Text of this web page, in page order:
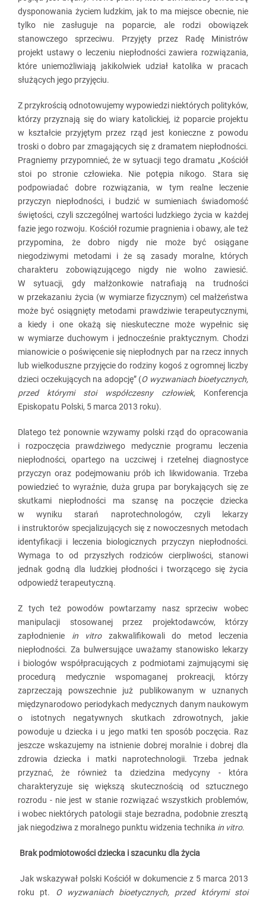
dysponowania życiem ludzkim, jak to ma miejsce obecnie, nie
tylko nie zasługuje na poparcie, ale rodzi obowiązek
stanowczego sprzeciwu. Przyjęty przez Radę Ministrów
projekt ustawy o leczeniu niepłodności zawiera rozwiązania,
które uniemożliwiają jakikolwiek udział katolika w pracach
służących jego przyjęciu.
Z przykrością odnotowujemy wypowiedzi niektórych polityków,
którzy przyznają się do wiary katolickiej, iż poparcie projektu
w kształcie przyjętym przez rząd jest konieczne z powodu
troski o dobro par zmagających się z dramatem niepłodności.
Pragniemy przypomnieć, że w sytuacji tego dramatu „Kościół
stoi po stronie człowieka. Nie potępia nikogo. Stara się
podpowiadać dobre rozwiązania, w tym realne leczenie
przyczyn niepłodności, i budzić w sumieniach świadomość
świętości, czyli szczególnej wartości ludzkiego życia w każdej
fazie jego rozwoju. Kościół rozumie pragnienia i obawy, ale też
przypomina, że dobro nigdy nie może być osiągane
niegodziwymi metodami i że są zasady moralne, których
charakteru zobowiązującego nigdy nie wolno zawiesić.
W sytuacji, gdy małżonkowie natrafiają na trudności
w przekazaniu życia (w wymiarze fizycznym) cel małżeństwa
może być osiągnięty metodami prawdziwie terapeutycznymi,
a kiedy i one okażą się nieskuteczne może wypełnic się
w wymiarze duchowym i jednocześnie praktycznym. Chodzi
mianowicie o poświęcenie się niepłodnych par na rzecz innych
lub wielkoduszne przyjęcie do rodziny kogoś z ogromnej liczby
dzieci oczekujących na adopcję” (O wyzwaniach bioetycznych,
przed którymi stoi współczesny człowiek, Konferencja
Episkopatu Polski, 5 marca 2013 roku).
Dlatego też ponownie wzywamy polski rząd do opracowania
i rozpoczęcia prawdziwego medycznie programu leczenia
niepłodności, opartego na uczciwej i rzetelnej diagnostyce
przyczyn oraz podejmowaniu prób ich likwidowania. Trzeba
powiedzieć to wyraźnie, duża grupa par borykających się ze
skutkami niepłodności ma szansę na poczęcie dziecka
w wyniku starań naprotechnologów, czyli lekarzy
i instruktorów specjalizujących się z nowoczesnych metodach
identyfikacji i leczenia biologicznych przyczyn niepłodności.
Wymaga to od przyszłych rodziców cierpliwości, stanowi
jednak godną dla ludzkiej płodności i tworzącego się życia
odpowiedź terapeutyczną.
Z tych też powodów powtarzamy nasz sprzeciw wobec
manipulacji stosowanej przez projektodawców, którzy
zapłodnienie in vitrozakwalifikowali do metod leczenia
niepłodności. Za bulwersujące uważamy stanowisko lekarzy
i biologów współpracujących z podmiotami zajmującymi się
procedurą medycznie wspomaganej prokreacji, którzy
zaprzeczają powszechnie już publikowanym w uznanych
międzynarodowo periodykach medycznych danym naukowym
o istotnych negatywnych skutkach zdrowotnych, jakie
powoduje u dziecka i u jego matki ten sposób poczęcia. Raz
jeszcze wskazujemy na istnienie dobrej moralnie i dobrej dla
zdrowia dziecka i matki naprotechnologii. Trzeba jednak
przyznać, że również ta dziedzina medycyny - która
charakteryzuje się większą skutecznością od sztucznego
rozrodu - nie jest w stanie rozwiązać wszystkich problemów,
i wobec niektórych patologii staje bezradna, podobnie zresztą
jak niegodziwa z moralnego punktu widzenia technika in vitro.
Brak podmiotowości dziecka i szacunku dla życia
Jak wskazywał polski Kościół w dokumencie z 5 marca 2013
roku pt. O wyzwaniach bioetycznych, przed którymi stoi